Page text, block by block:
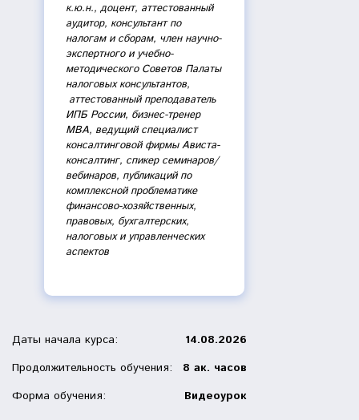
к.ю.н., доцент, аттестованный
аудитор, консультант по
налогам и сборам, член научно-
экспертного и учебно-
методического Советов Палаты
налоговых консультантов,
аттестованный преподаватель
ИПБ России, бизнес-тренер
МВА, ведущий специалист
консалтинговой фирмы Ависта-
консалтинг, спикер семинаров/
вебинаров, публикаций по
комплексной проблематике
финансово-хозяйственных,
правовых, бухгалтерских,
налоговых и управленческих
аспектов
Даты начала курса:
14.08.2026
Продолжительность обучения:
8 ак. часов
Форма обучения:
Видеоурок